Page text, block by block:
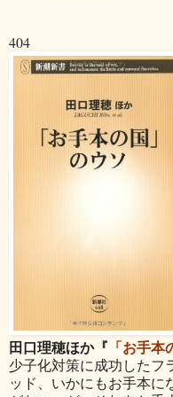
404
田口理穂ほか『 「お手
少子化対策に成功したフ
ッド、いかにもお手本に